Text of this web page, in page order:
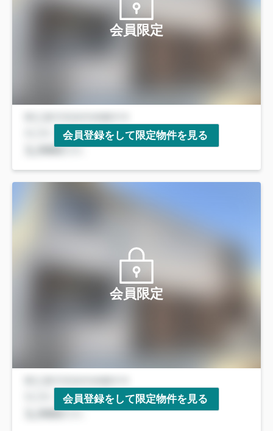
会員限定
会員登録をして限定物件を見る
会員限定
会員登録をして限定物件を見る